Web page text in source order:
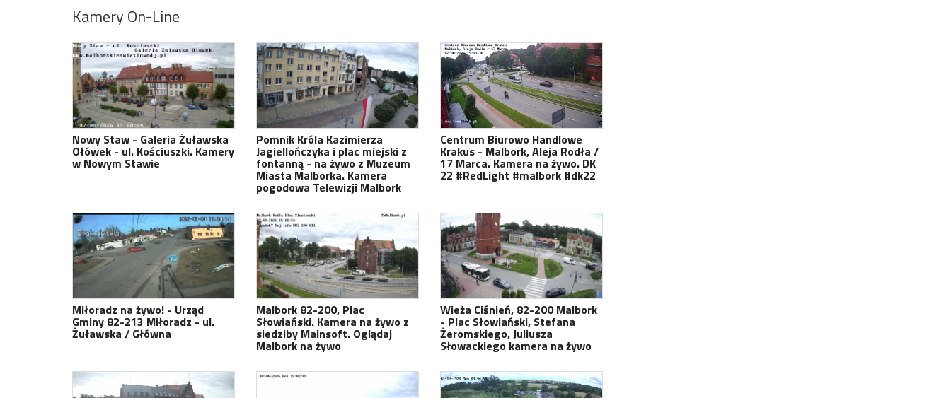
Kamery On-Line
Nowy Staw - Galeria Żuławska
Ołówek - ul. Kościuszki. Kamery
w Nowym Stawie
Pomnik Króla Kazimierza
Jagiellończyka i plac miejski z
fontanną - na żywo z Muzeum
Miasta Malborka. Kamera
pogodowa Telewizji Malbork
Centrum Biurowo Handlowe
Krakus - Malbork, Aleja Rodła /
17 Marca. Kamera na żywo. DK
22 #RedLight #malbork #dk22
Miłoradz na żywo! - Urząd
Gminy 82-213 Miłoradz - ul.
Żuławska / Główna
Malbork 82-200, Plac
Słowiański. Kamera na żywo z
siedziby Mainsoft. Oglądaj
Malbork na żywo
Wieża Ciśnień, 82-200 Malbork
- Plac Słowiański, Stefana
Żeromskiego, Juliusza
Słowackiego kamera na żywo